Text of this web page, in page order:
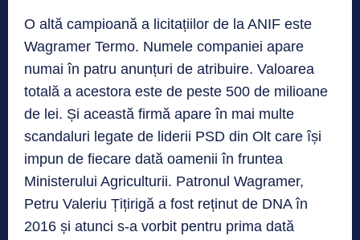
O altă campioană a licitațiilor de la ANIF este
Wagramer Termo. Numele companiei apare
numai în patru anunțuri de atribuire. Valoarea
totală a acestora este de peste 500 de milioane
de lei. Și această firmă apare în mai multe
scandaluri legate de liderii PSD din Olt care își
impun de fiecare dată oamenii în fruntea
Ministerului Agriculturii. Patronul Wagramer,
Petru Valeriu Țițirigă a fost reținut de DNA în
2016 și atunci s-a vorbit pentru prima dată